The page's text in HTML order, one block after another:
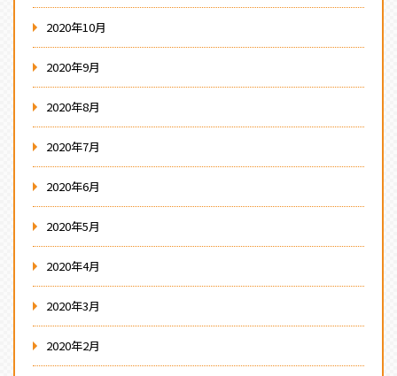
2020年10月
2020年9月
2020年8月
2020年7月
2020年6月
2020年5月
2020年4月
2020年3月
2020年2月